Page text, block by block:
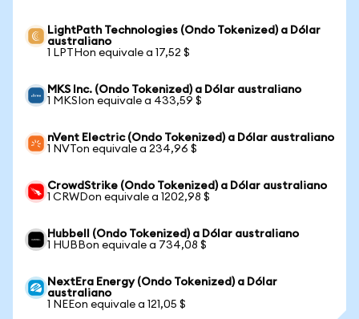
LightPath Technologies (Ondo Tokenized) a Dólar
australiano
1 LPTHon equivale a 17,52 $
MKS Inc. (Ondo Tokenized) a Dólar australiano
1 MKSIon equivale a 433,59 $
nVent Electric (Ondo Tokenized) a Dólar australiano
1 NVTon equivale a 234,96 $
CrowdStrike (Ondo Tokenized) a Dólar australiano
1 CRWDon equivale a 1202,98 $
Hubbell (Ondo Tokenized) a Dólar australiano
1 HUBBon equivale a 734,08 $
NextEra Energy (Ondo Tokenized) a Dólar
australiano
1 NEEon equivale a 121,05 $